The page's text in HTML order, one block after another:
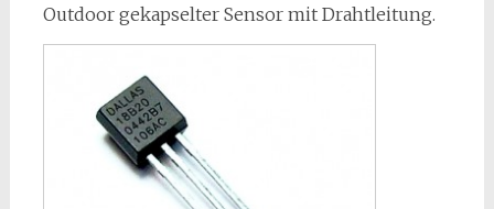
Outdoor gekapselter Sensor mit Drahtleitung.